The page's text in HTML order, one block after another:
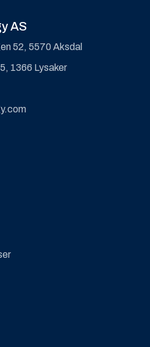
AS
52, 5570 Aksdal
1366 Lysaker